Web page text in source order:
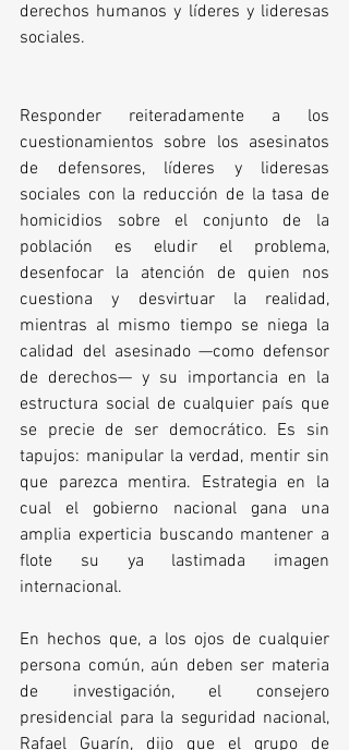
derechos humanos y líderes y lideresas
sociales.
Responder reiteradamente a los
cuestionamientos sobre los asesinatos
de defensores, líderes y lideresas
sociales con la reducción de la tasa de
homicidios sobre el conjunto de la
población es eludir el problema,
desenfocar la atención de quien nos
cuestiona y desvirtuar la realidad,
mientras al mismo tiempo se niega la
calidad del asesinado —como defensor
de derechos— y su importancia en la
estructura social de cualquier país que
se precie de ser democrático. Es sin
tapujos: manipular la verdad, mentir sin
que parezca mentira. Estrategia en la
cual el gobierno nacional gana una
amplia experticia buscando mantener a
flote su ya lastimada imagen
internacional.
En hechos que, a los ojos de cualquier
persona común, aún deben ser materia
de investigación, el consejero
presidencial para la seguridad nacional,
Rafael Guarín, dijo que el grupo de